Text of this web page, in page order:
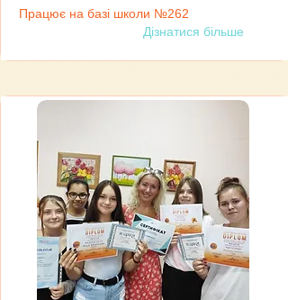
Працює на базі школи №262
Дізнатися більше